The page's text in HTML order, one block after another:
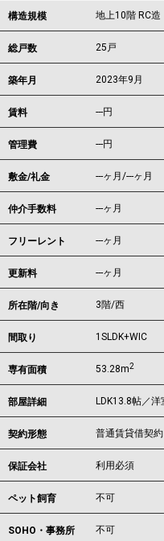
構造規模 地上10階 RC造
総戸数 25戸
築年月 2023年9月
賃料 ---円
管理費 ---円
敷金/礼金 ---ヶ月/---ヶ月
仲介手数料 ---ヶ月
フリーレント ---ヶ月
更新料 ---ヶ月
所在階/向き 3階/西
間取り 1SLDK+WIC
専有面積 53.28m2
部屋詳細 LDK13.8帖／
契約形態 普通賃貸借契約
保証会社 利用必須
ペット飼育 不可
SOHO・事務所 不可